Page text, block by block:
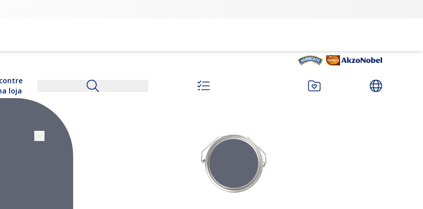
loja